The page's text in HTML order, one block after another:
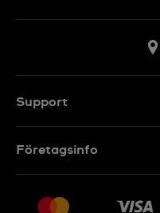
Support
Företagsinfo
Jobs